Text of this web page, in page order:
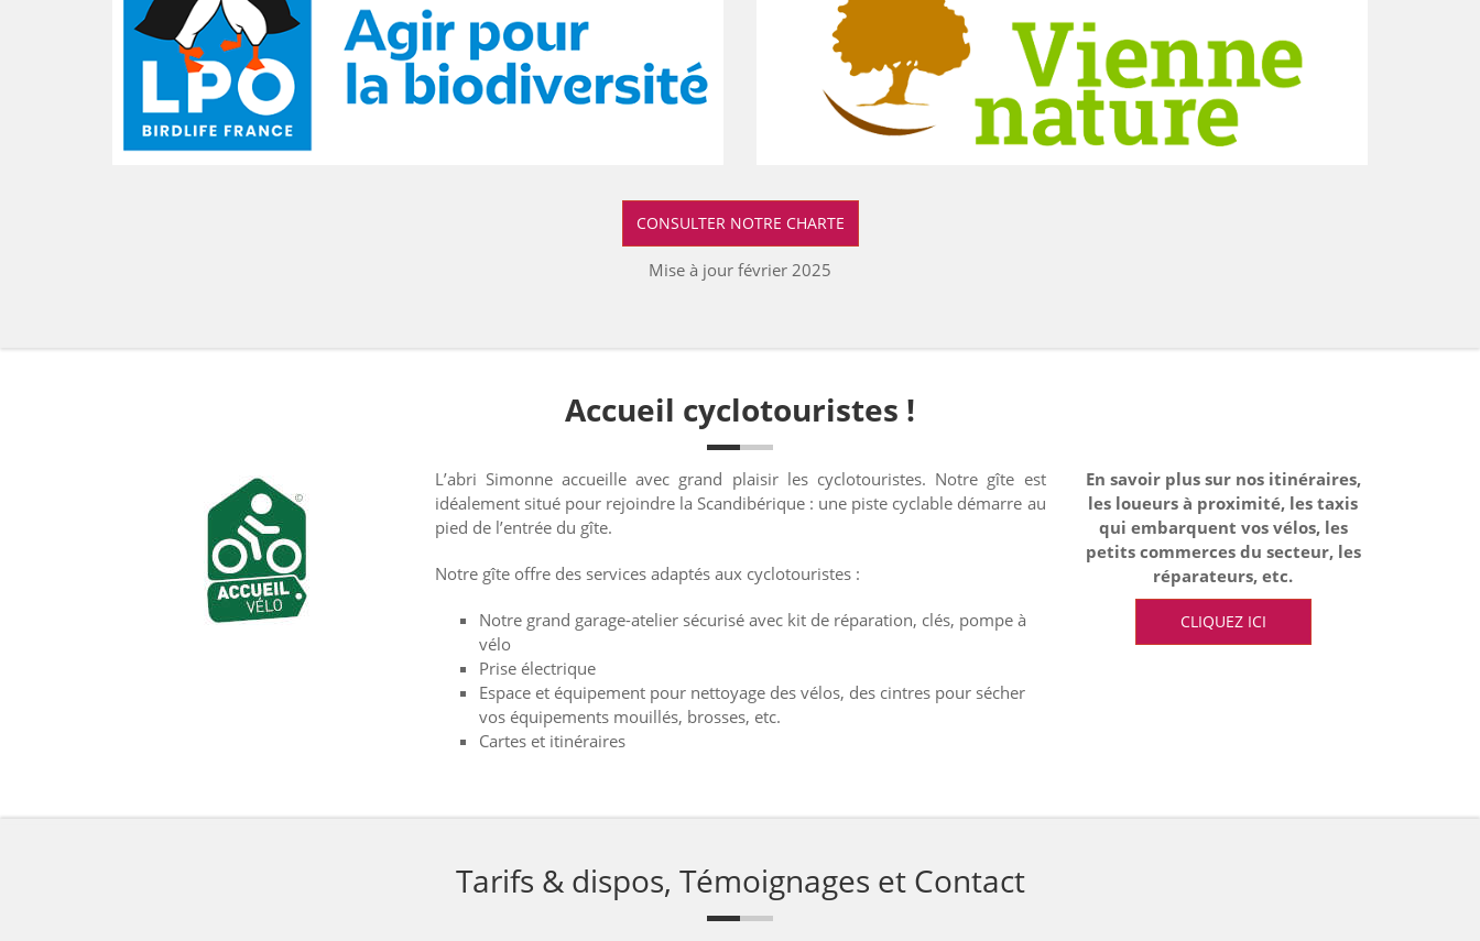
CONSULTER NOTRE CHARTE
Mise à jour février 2025
Accueil cyclotouristes !
L’abri Simonne accueille avec grand plaisir les cyclotouristes. Notre gîte est
idéalement situé pour rejoindre la Scandibérique : une piste cyclable démarre au
pied de l’entrée du gîte.
Notre gîte offre des services adaptés aux cyclotouristes :
Notre grand garage-atelier sécurisé avec kit de réparation, clés, pompe à
vélo
Prise électrique
Espace et équipement pour nettoyage des vélos, des cintres pour sécher
vos équipements mouillés, brosses, etc.
Cartes et itinéraires
En savoir plus sur nos itinéraires,
les loueurs à proximité, les taxis
qui embarquent vos vélos, les
petits commerces du secteur, les
réparateurs, etc.
CLIQUEZ ICI
Tarifs & dispos, Témoignages et Contact